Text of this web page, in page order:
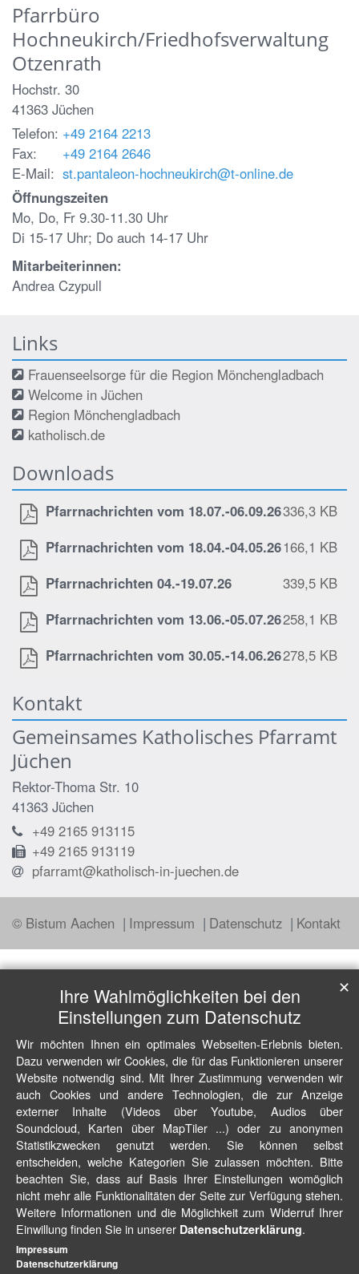
Pfarrbüro
Hochneukirch/Friedhofsverwaltung
Otzenrath
Hochstr. 30
41363 Jüchen
Telefon: +49 2164 2213
Fax:
+49 2164 2646
E-Mail: st.pantaleon-hochneukirch@t-online.de
Öffnungszeiten
Mo, Do, Fr 9.30-11.30 Uhr
Di 15-17 Uhr; Do auch 14-17 Uhr
Mitarbeiterinnen:
Andrea Czypull
Links
Frauenseelsorge für die Region Mönchengladbach
Welcome in Jüchen
Region Mönchengladbach
katholisch.de
Downloads
Pfarrnachrichten vom 18.07.-06.09.26336,3 KB
Pfarrnachrichten vom 18.04.-04.05.26166,1 KB
Pfarrnachrichten 04.-19.07.26
339,5 KB
Pfarrnachrichten vom 13.06.-05.07.26258,1 KB
Pfarrnachrichten vom 30.05.-14.06.26278,5 KB
Kontakt
Gemeinsames Katholisches Pfarramt
Jüchen
Rektor-Thoma Str. 10
41363 Jüchen
+49 2165 913115
+49 2165 913119
pfarramt@katholisch-in-juechen.de
© Bistum Aachen Impressum Datenschutz Kontakt
Ihre Wahlmöglichkeiten bei den
Einstellungen zum Datenschutz
Wir möchten Ihnen ein optimales Webseiten-Erlebnis bieten.
Dazu verwenden wir Cookies, die für das Funktionieren unserer
Website notwendig sind. Mit Ihrer Zustimmung verwenden wir
auch Cookies und andere Technologien, die zur Anzeige
externer Inhalte (Videos über Youtube, Audios über
Soundcloud, Karten über MapTiler ...) oder zu anonymen
Statistikzwecken genutzt werden. Sie können selbst
entscheiden, welche Kategorien Sie zulassen möchten. Bitte
beachten Sie, dass auf Basis Ihrer Einstellungen womöglich
nicht mehr alle Funktionalitäten der Seite zur Verfügung stehen.
Weitere Informationen und die Möglichkeit zum Widerruf Ihrer
Einwillung finden Sie in unserer Datenschutzerklärung.
✕
Impressum
Datenschutzerklärung